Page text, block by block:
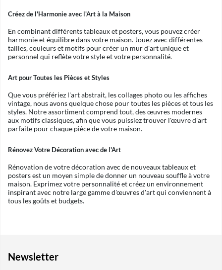
Créez de l'Harmonie avec l'Art à la Maison
En combinant différents tableaux et posters, vous pouvez créer
harmonie et équilibre dans votre maison. Jouez avec différentes
tailles, couleurs et motifs pour créer un mur d'art unique et
personnel qui reflète votre style et votre personnalité.
Art pour Toutes les Pièces et Styles
Que vous préfériez l'art abstrait, les collages photo ou les affiches
vintage, nous avons quelque chose pour toutes les pièces et tous les
styles. Notre assortiment comprend tout, des œuvres modernes
aux motifs classiques, afin que vous puissiez trouver l'œuvre d'art
parfaite pour chaque pièce de votre maison.
Rénovez Votre Décoration avec de l'Art
Rénovation de votre décoration avec de nouveaux tableaux et
posters est un moyen simple de donner un nouveau souffle à votre
maison. Exprimez votre personnalité et créez un environnement
inspirant avec notre large gamme d'œuvres d'art qui conviennent à
tous les goûts et budgets.
Newsletter